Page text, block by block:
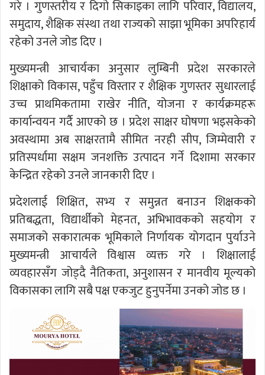
गरे । गुणस्तरीय र दिगो सिकाइका लागि परिवार, विद्यालय,
समुदाय, शैक्षिक संस्था तथा राज्यको साझा भूमिका अपरिहार्य
रहेको उनले जोड दिए ।
मुख्यमन्त्री आचार्यका अनुसार लुम्बिनी प्रदेश सरकारले
शिक्षाको विकास, पहुँच विस्तार र शैक्षिक गुणस्तर सुधारलाई
उच्च प्राथमिकतामा राखेर नीति, योजना र कार्यक्रमहरू
कार्यान्वयन गर्दै आएको छ । प्रदेश साक्षर घोषणा भइसकेको
अवस्थामा अब साक्षरतामै सीमित नरही सीप, जिम्मेवारी र
प्रतिस्पर्धामा सक्षम जनशक्ति उत्पादन गर्ने दिशामा सरकार
केन्द्रित रहेको उनले जानकारी दिए ।
प्रदेशलाई शिक्षित, सभ्य र समुन्नत बनाउन शिक्षकको
प्रतिबद्धता, विद्यार्थीको मेहनत, अभिभावकको सहयोग र
समाजको सकारात्मक भूमिकाले निर्णायक योगदान पुर्याउने
मुख्यमन्त्री आचार्यले विश्वास व्यक्त गरे । शिक्षालाई
व्यवहारसँग जोड्दै नैतिकता, अनुशासन र मानवीय मूल्यको
विकासका लागि सबै पक्ष एकजुट हुनुपर्नेमा उनको जोड छ ।